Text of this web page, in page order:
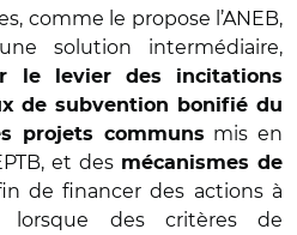
comme le propose l’ANEB,
solution intermédiaire,
le levier des incitations
de subvention bonifié du
projets communs mis en
et des mécanismes de
de financer des actions à
lorsque des critères de